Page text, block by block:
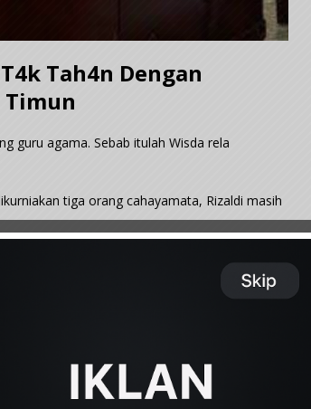
Tah4n Dengan
Timun
guru agama. Sebab itulah Wisda rela
tiga orang cahayamata, Rizaldi masih
Rizaldi terb0ngkar. Wisda mendapat tahu
kemudian menjalin hubvngan sul1t.
Rizaldi bertukar menjadi s4dis. Wisda
juga mengalami pend3raan s3ks yang